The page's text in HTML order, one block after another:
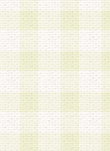
てはならないものと
Ｄおよびパスワード
ワードの管理
イト内にて本サービ
当社から付与された
ます。
ログインIDおよびパ